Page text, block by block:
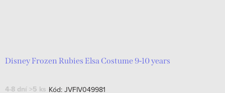
Disney Frozen Rubies Elsa Costume 9-10 years
4-8 dní >5 ks Kód: JVFIV049981